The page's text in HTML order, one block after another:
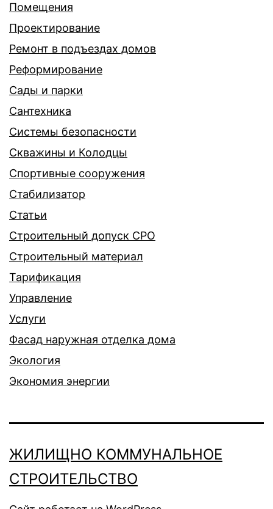
Помещения
Проектирование
Ремонт в подъездах домов
Реформирование
Сады и парки
Сантехника
Системы безопасности
Скважины и Колодцы
Спортивные сооружения
Стабилизатор
Статьи
Строительный допуск СРО
Строительный материал
Тарификация
Управление
Услуги
Фасад наружная отделка дома
Экология
Экономия энергии
ЖИЛИЩНО КОММУНАЛЬНОЕ
СТРОИТЕЛЬСТВО